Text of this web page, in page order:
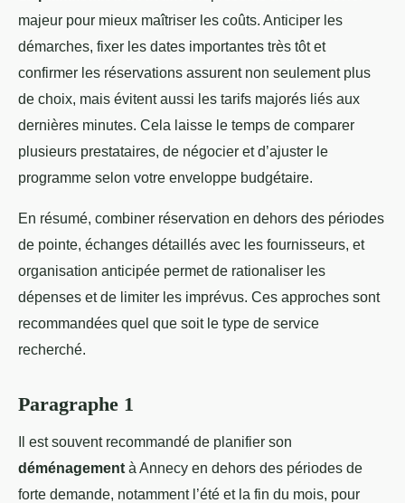
majeur pour mieux maîtriser les coûts. Anticiper les
démarches, fixer les dates importantes très tôt et
confirmer les réservations assurent non seulement plus
de choix, mais évitent aussi les tarifs majorés liés aux
dernières minutes. Cela laisse le temps de comparer
plusieurs prestataires, de négocier et d’ajuster le
programme selon votre enveloppe budgétaire.
En résumé, combiner réservation en dehors des périodes
de pointe, échanges détaillés avec les fournisseurs, et
organisation anticipée permet de rationaliser les
dépenses et de limiter les imprévus. Ces approches sont
recommandées quel que soit le type de service
recherché.
Paragraphe 1
Il est souvent recommandé de planifier son
déménagement à Annecy en dehors des périodes de
forte demande, notamment l’été et la fin du mois, pour